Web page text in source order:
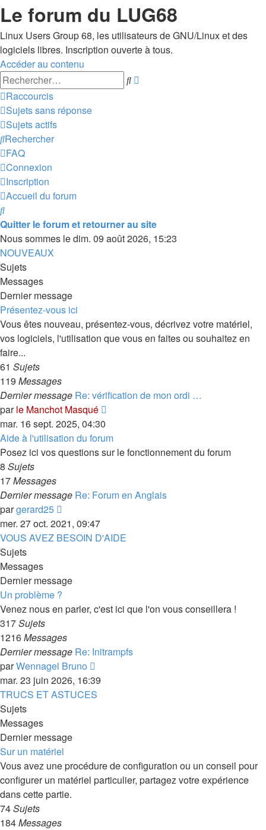
Le forum du LUG68
Linux Users Group 68, les utilisateurs de GNU/Linux et des
logiciels libres. Inscription ouverte à tous.
Accéder au contenu
Rechercher
Raccourcis
Sujets sans réponse
Sujets actifs
Rechercher
FAQ
Connexion
Inscription
Accueil du forum
Rechercher
Quitter le forum et retourner au site
Nous sommes le dim. 09 août 2026, 15:23
NOUVEAUX
Sujets
Messages
Dernier message
Présentez-vous ici
Vous êtes nouveau, présentez-vous, décrivez votre matériel,
vos logiciels, l'utilisation que vous en faites ou souhaitez en
faire...
61 Sujets
119 Messages
Dernier message Re: vérification de mon ordi …
parle Manchot Masqué
dernier
message
mar. 16 sept. 2025, 04:30
Aide à l'utilisation du forum
Posez ici vos questions sur le fonctionnement du forum
8 Sujets
17Messages
Dernier message Re: Forum en Anglais
pargerard25
le
dernier
mer. 27 oct. 2021, 09:47
VOUS AVEZ BESOIN D'AIDE
Sujets
Messages
Dernier message
Un problème ?
Venez nous en parler, c'est ici que l'on vous conseillera !
317Sujets
1216Messages
Dernier message Re: Initrampfs
parWennagel Bruno
le
dernier
mar. 23 juin 2026, 16:39
TRUCS ET ASTUCES
Sujets
Messages
Dernier message
Sur un matériel
Vous avez une procédure de configuration ou un conseil pour
configurer un matériel particulier, partagez votre expérience
dans cette partie.
74Sujets
184Messages